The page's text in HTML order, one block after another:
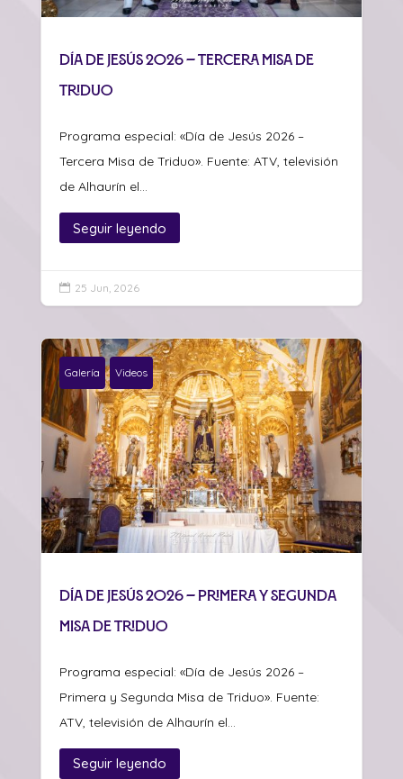
Día de Jesús 2026 – Tercera Misa de
Triduo
Programa especial: «Día de Jesús 2026 –
Tercera Misa de Triduo». Fuente: ATV, televisión
de Alhaurín el...
Seguir leyendo
 25 Jun, 2026
Galería Videos
Día de Jesús 2026 – Primera y Segunda
Misa de Triduo
Programa especial: «Día de Jesús 2026 –
Primera y Segunda Misa de Triduo». Fuente:
ATV, televisión de Alhaurín el...
Seguir leyendo